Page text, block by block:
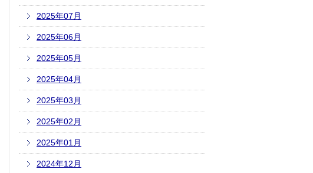
2025年07月
2025年06月
2025年05月
2025年04月
2025年03月
2025年02月
2025年01月
2024年12月